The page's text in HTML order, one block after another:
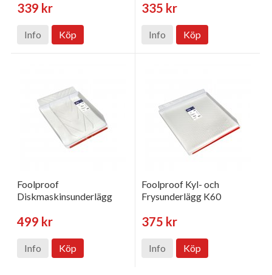
339 kr
Info Köp
335 kr
Info Köp
Foolproof
Diskmaskinsunderlägg
499 kr
Info Köp
Foolproof Kyl- och
Frysunderlägg K60
375 kr
Info Köp